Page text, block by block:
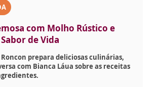
com Molho Rústico e
de Vida
prepara deliciosas culinárias,
com Bianca Láua sobre as receitas